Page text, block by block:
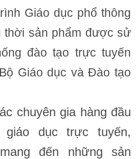
Giáo dục phổ thông
thời sản phẩm được sử
đào tạo trực tuyến
Giáo dục và Đào tạo
chuyên gia hàng đầu
dục trực tuyến,
đến những sản